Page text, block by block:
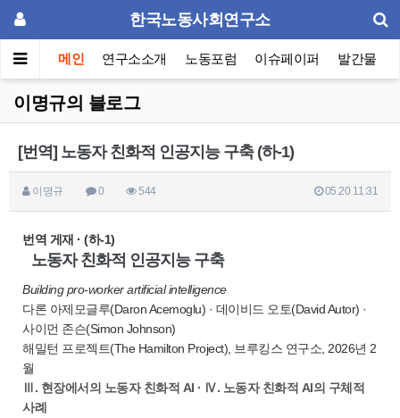
한국노동사회연구소
메인 연구소소개 노동포럼 이슈페이퍼 발간물
이명규의 블로그
[번역] 노동자 친화적 인공지능 구축 (하-1)
이명규 0 544 05.20 11:31
번역 게재 · (하-1)
노동자 친화적 인공지능 구축
Building pro-worker artificial intelligence
다론 아제모글루(Daron Acemoglu) · 데이비드 오토(David Autor) ·
사이먼 존슨(Simon Johnson)
해밀턴 프로젝트(The Hamilton Project), 브루킹스 연구소, 2026년 2
월
Ⅲ. 현장에서의 노동자 친화적 AI · Ⅳ. 노동자 친화적 AI의 구체적
사례